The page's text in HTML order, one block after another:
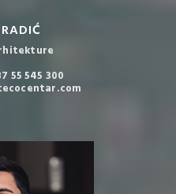
55 545 300